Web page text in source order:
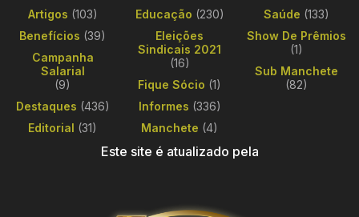
Artigos (103)
Benefícios (39)
Campanha
Salarial
(9)
Destaques (436)
Editorial (31)
Educação (230)
Eleições
Sindicais 2021
(16)
Fique Sócio (1)
Informes (336)
Manchete (4)
Saúde (133)
Show De Prêmios
(1)
Sub Manchete
(82)
Este site é atualizado pela